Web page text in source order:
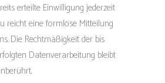
erteilte Einwilligung jederzeit
reicht eine formlose Mitteilung
Die Rechtmäßigkeit der bis
Datenverarbeitung bleibt